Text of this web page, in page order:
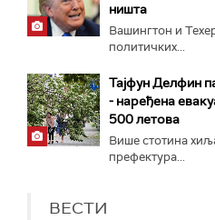
ништа
Вашингтон и
политичких...
Тајфун Делфин
- наређена
500 летова
Више стотина
префектура...
ВЕСТИ